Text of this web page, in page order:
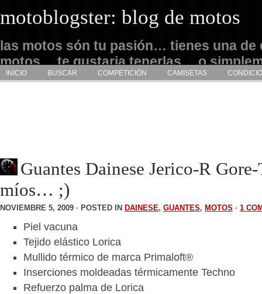
motoblogster: blog de motos
las motos són tu pasión… tienes una de
motos… te gustaria tenerlas… o
admirarlas… este es tu sitio
INICIO BUSCAR COMPETICIÓN CAMISETAS
Guantes Dainese Jerico-R
míos… ;)
NOVIEMBRE 5, 2009 · POSTED IN DAINESE, GUANTES, MOTOS · 1
Piel vacuna
Tejido elástico Lorica
Mullido térmico de marca Primaloft®
Inserciones moldeadas térmicamente Techno
Refuerzo palma de Lorica